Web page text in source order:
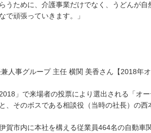
うために、介護事業だけでなく、うどんが
で頑張っていきます。」
事グループ 主任 横関 美香さん【2018年オ
」で来場者の投票により選出される「オー
、そのボスである相談役（当時の社長）の
市内に本社を構える従業員464名の自動車